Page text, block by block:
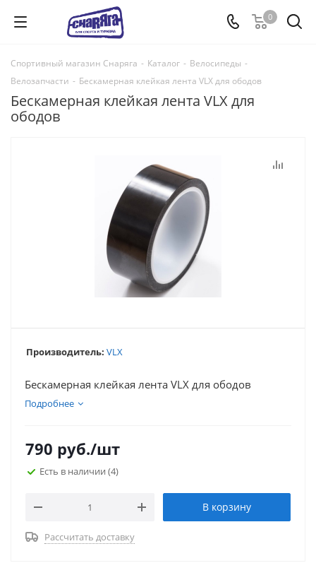
0
Спортивный магазин Снаряга - Каталог - Велосипеды -
Велозапчасти - Бескамерная клейкая лента VLX для ободов
Бескамерная клейкая лента VLX для
ободов
Производитель: VLX
Бескамерная клейкая лента VLX для ободов
Подробнее
790 руб./шт
Есть в наличии (4)
В корзину
Рассчитать доставку